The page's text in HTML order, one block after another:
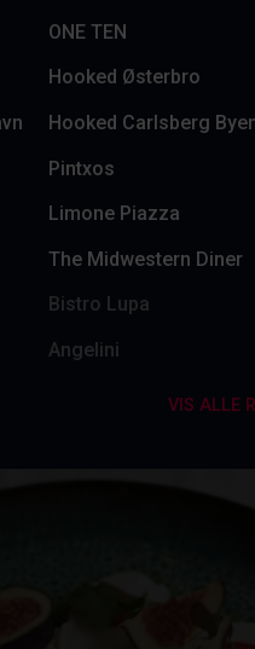
ONE TEN
Hooked Østerbro
Hooked Carlsberg
Pintxos
Limone Piazza
The Midwestern Diner
Bistro Lupa
Angelini
VIS ALLE